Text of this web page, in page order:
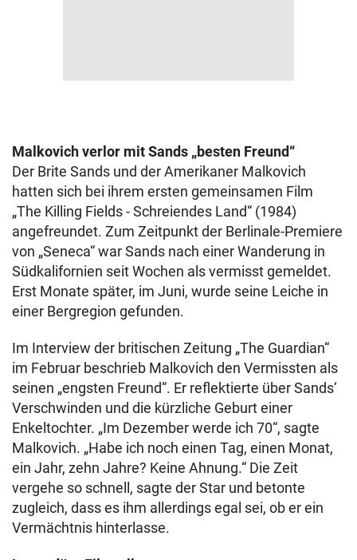
Malkovich verlor mit Sands „besten Freund“
Der Brite Sands und der Amerikaner Malkovich
hatten sich bei ihrem ersten gemeinsamen Film
„The Killing Fields - Schreiendes Land“ (1984)
angefreundet. Zum Zeitpunkt der Berlinale-Premiere
von „Seneca“ war Sands nach einer Wanderung in
Südkalifornien seit Wochen als vermisst gemeldet.
Erst Monate später, im Juni, wurde seine Leiche in
einer Bergregion gefunden.
Im Interview der britischen Zeitung „The Guardian“
im Februar beschrieb Malkovich den Vermissten als
seinen „engsten Freund“. Er reflektierte über Sands‘
Verschwinden und die kürzliche Geburt einer
Enkeltochter. „Im Dezember werde ich 70“, sagte
Malkovich. „Habe ich noch einen Tag, einen Monat,
ein Jahr, zehn Jahre? Keine Ahnung.“ Die Zeit
vergehe so schnell, sagte der Star und betonte
zugleich, dass es ihm allerdings egal sei, ob er ein
Vermächtnis hinterlasse.